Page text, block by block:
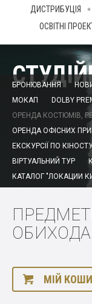
ДИСТРИБУЦІЯ
ОСВІТНІ
БРОНЮВАННЯ
МОКАП
DOLBY
ОРЕНДА КОСТЮМІВ,
ОРЕНДА ОФІСНИХ
ЕКСКУРСІЇ ПО
ВІРТУАЛЬНИЙ ТУР
КАТАЛОГ "ЛОКАЦИИ
ОБИХОДА
МІЙ